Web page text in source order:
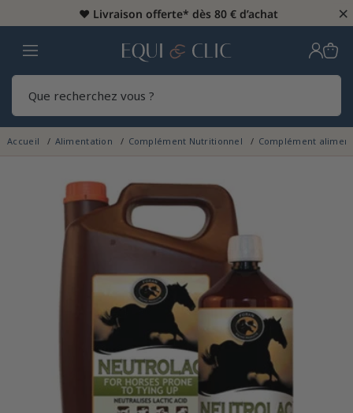
♥️ Livraison offerte* dès 80 € d’achat ×
Home
Accueil Alimentation Complément Nutritionnel Complément